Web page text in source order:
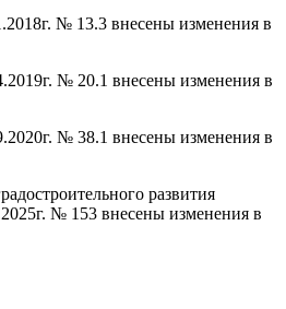
№ 13.3 внесены изменения в
№ 20.1 внесены изменения в
№ 38.1 внесены изменения в
развития
№ 153 внесены изменения в